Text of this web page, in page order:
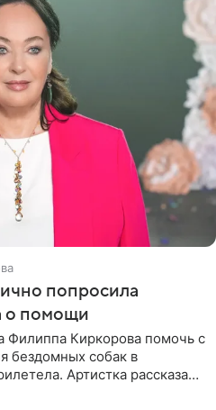
попросила
о помощи
Филиппа Киркорова помочь с
бездомных собак в
Артистка рассказала